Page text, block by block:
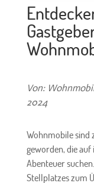
Von:
2024
Wohnmobile sind
geworden, die
Abenteuer
Stellplatzes zum